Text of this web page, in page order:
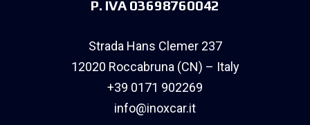
P. IVA 03698760042
Strada Hans Clemer 237
12020 Roccabruna (CN) – Italy
+39 0171 902269
info@inoxcar.it